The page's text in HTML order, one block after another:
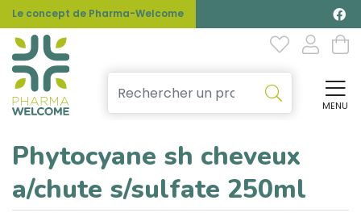
Le concept de Pharma-Welcome
MENU
Phytocyane sh cheveux
a/chute s/sulfate 250ml